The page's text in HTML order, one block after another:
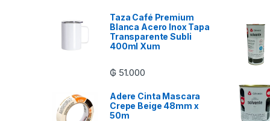
Taza Café Premium
Blanca Acero Inox Tapa
Transparente Subli
400ml Xum
₲ 51.000
Adere Cinta Mascara
Crepe Beige 48mm x
50m